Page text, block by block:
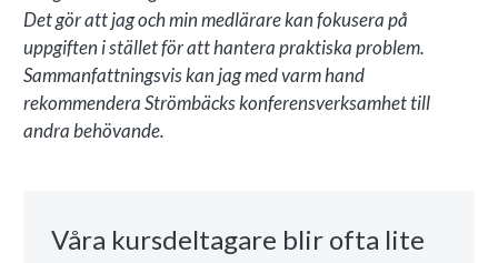
MANEGEN MED ÖAR
Det gör att jag och min medlärare kan fokusera på
uppgiften i stället för att hantera praktiska problem.
Sammanfattningsvis kan jag med varm hand
rekommendera Strömbäcks konferensverksamhet till
andra behövande.
Våra kursdeltagare blir ofta lite